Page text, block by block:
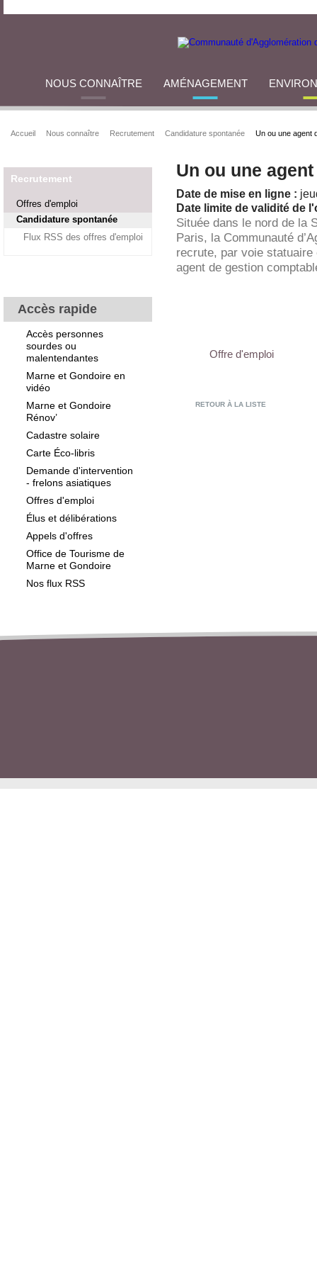
NOUS CONNAÎTRE AMÉNAGEMENT
Accueil Nous connaître Recrutement Candidature spontanée Un ou une agent
Recrutement
Offres d'emploi
Candidature spontanée
Flux RSS des offres d'emploi
Accès rapide
Accès personnes
sourdes ou
malentendantes
Marne et Gondoire en
vidéo
Marne et Gondoire
Rénov’
Cadastre solaire
Carte Éco-libris
Demande d'intervention
- frelons asiatiques
Offres d'emploi
Élus et délibérations
Appels d'offres
Office de Tourisme de
Marne et Gondoire
Nos flux RSS
Un ou une
Date de mise en ligne :
Date limite de validité de
Située dans le nord de la
Paris, la Communauté
recrute, par voie
agent de gestion
Offre d'emploi
RETOUR À LA LISTE